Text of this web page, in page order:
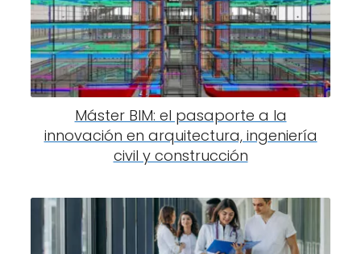
Máster BIM: el pasaporte a la
innovación en arquitectura, ingeniería
civil y construcción